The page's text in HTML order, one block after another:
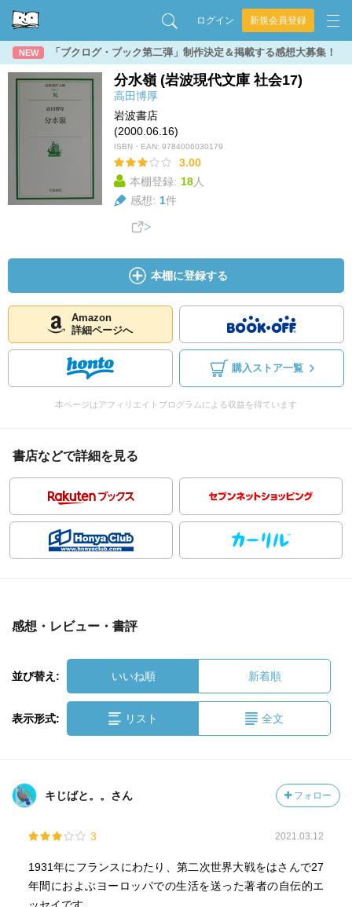
ログイン 新規会員登録
NEW 「ブクログ・ブック第二弾」制作決定＆掲載する感想大募集！
分水嶺 (岩波現代文庫 社会17)
高田博厚
岩波書店
(2000.06.16)
ISBN・EAN: 9784006030179
3.00
本棚登録: 18人
感想: 1件
本棚に登録する
Amazon
詳細ページへ
購入ストア一覧
本ページはアフィリエイトプログラムによる収益を得ています
書店などで詳細を見る
感想・レビュー・書評
並び替え: いいね順 新着順
表示形式: リスト 全文
キじばと。。さん フォロー
3 2021.03.12
1931年にフランスにわたり、第二次世界大戦をはさんで27
年間におよぶヨーロッパでの生活を送った著者の自伝的エ